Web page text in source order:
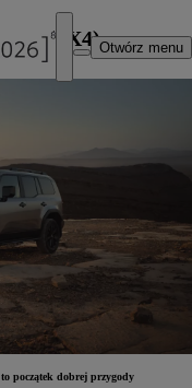
Otwórz menu
(4X4)
początek dobrej przygody